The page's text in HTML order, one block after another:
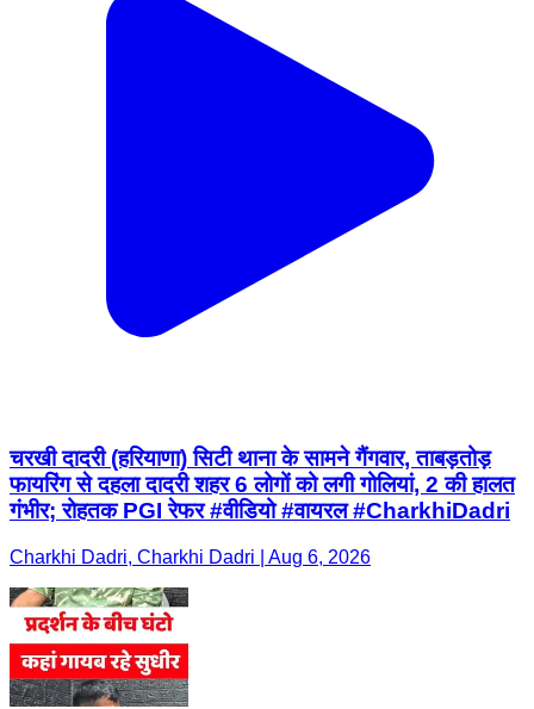
चरखी दादरी (हरियाणा) सिटी थाना के सामने गैंगवार, ताबड़तोड़
फायरिंग से दहला दादरी शहर 6 लोगों को लगी गोलियां, 2 की हालत
गंभीर; रोहतक PGI रेफर #वीडियो #वायरल #CharkhiDadri
Charkhi Dadri, Charkhi Dadri | Aug 6, 2026